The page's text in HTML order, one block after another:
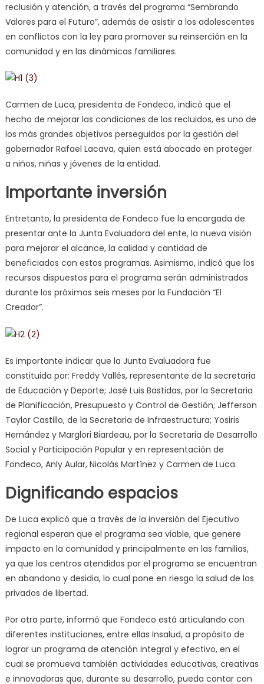
reclusión y atención, a través del programa “Sembrando
Valores para el Futuro”, además de asistir a los adolescentes
en conflictos con la ley para promover su reinserción en la
comunidad y en las dinámicas familiares.
Carmen de Luca, presidenta de Fondeco, indicó que el
hecho de mejorar las condiciones de los recluidos, es uno de
los más grandes objetivos perseguidos por la gestión del
gobernador Rafael Lacava, quien está abocado en proteger
a niños, niñas y jóvenes de la entidad.
Importante inversión
Entretanto, la presidenta de Fondeco fue la encargada de
presentar ante la Junta Evaluadora del ente, la nueva visión
para mejorar el alcance, la calidad y cantidad de
beneficiados con estos programas. Asimismo, indicó que los
recursos dispuestos para el programa serán administrados
durante los próximos seis meses por la Fundación “El
Creador”.
Es importante indicar que la Junta Evaluadora fue
constituida por: Freddy Vallés, representante de la secretaria
de Educación y Deporte; José Luis Bastidas, por la Secretaria
de Planificación, Presupuesto y Control de Gestión; Jefferson
Taylor Castillo, de la Secretaria de Infraestructura; Yosiris
Hernández y Marglori Biardeau, por la Secretaria de Desarrollo
Social y Participación Popular y en representación de
Fondeco, Anly Aular, Nicolás Martínez y Carmen de Luca.
Dignificando espacios
De Luca explicó que a través de la inversión del Ejecutivo
regional esperan que el programa sea viable, que genere
impacto en la comunidad y principalmente en las familias,
ya que los centros atendidos por el programa se encuentran
en abandono y desidia, lo cual pone en riesgo la salud de los
privados de libertad.
Por otra parte, informó que Fondeco está articulando con
diferentes instituciones, entre ellas Insalud, a propósito de
lograr un programa de atención integral y efectivo, en el
cual se promueva también actividades educativas, creativas
e innovadoras que, durante su desarrollo, pueda contar con